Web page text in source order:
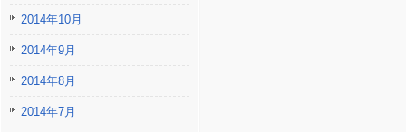
2014年10月
2014年9月
2014年8月
2014年7月